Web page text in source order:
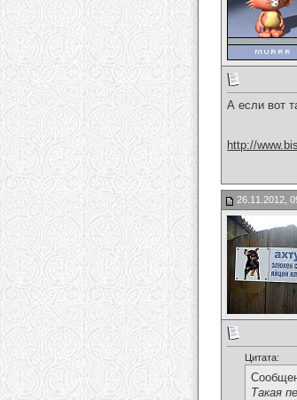
А если вот
http://
26.11.2012,
Цитата:
Такая